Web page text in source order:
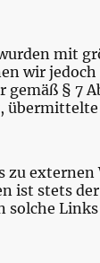
mit
wir jedoch
§ 7
zu
ist stets
solche